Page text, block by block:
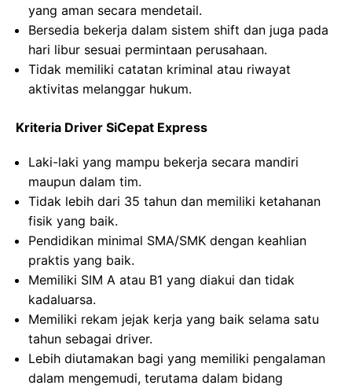
yang aman secara mendetail.
Bersedia bekerja dalam sistem shift dan juga pada
hari libur sesuai permintaan perusahaan.
Tidak memiliki catatan kriminal atau riwayat
aktivitas melanggar hukum.
Kriteria Driver SiCepat Express
Laki-laki yang mampu bekerja secara mandiri
maupun dalam tim.
Tidak lebih dari 35 tahun dan memiliki ketahanan
fisik yang baik.
Pendidikan minimal SMA/SMK dengan keahlian
praktis yang baik.
Memiliki SIM A atau B1 yang diakui dan tidak
kadaluarsa.
Memiliki rekam jejak kerja yang baik selama satu
tahun sebagai driver.
Lebih diutamakan bagi yang memiliki pengalaman
dalam mengemudi, terutama dalam bidang